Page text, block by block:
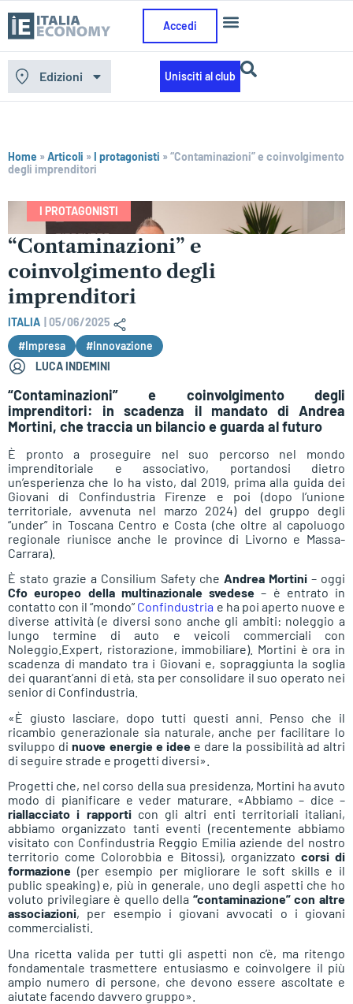
Accedi
Edizioni Unisciti al club
Home »Articoli »I protagonisti »“Contaminazioni” e coinvolgimento
degli imprenditori
I PROTAGONISTI
“Contaminazioni” e
coinvolgimento degli
imprenditori
ITALIA
05/06/2025
#Impresa
#Innovazione
LUCA INDEMINI
“Contaminazioni” e coinvolgimento degli
imprenditori: in scadenza il mandato di Andrea
Mortini, che traccia un bilancio e guarda al futuro
È pronto a proseguire nel suo percorso nel mondo
imprenditoriale e associativo, portandosi dietro
un’esperienza che lo ha visto, dal 2019, prima alla guida dei
Giovani di Confindustria Firenze e poi (dopo l’unione
territoriale, avvenuta nel marzo 2024) del gruppo degli
“under” in Toscana Centro e Costa (che oltre al capoluogo
regionale riunisce anche le province di Livorno e Massa-
Carrara).
È stato grazie a Consilium Safety che Andrea Mortini – oggi
Cfo europeo della multinazionale svedese– è entrato in
contatto con il “mondo” Confindustria e ha poi aperto nuove e
diverse attività (e diversi sono anche gli ambiti: noleggio a
lungo termine di auto e veicoli commerciali con
Noleggio.Expert, ristorazione, immobiliare). Mortini è ora in
scadenza di mandato tra i Giovani e, sopraggiunta la soglia
dei quarant’anni di età, sta per consolidare il suo operato nei
senior di Confindustria.
«È giusto lasciare, dopo tutti questi anni. Penso che il
ricambio generazionale sia naturale, anche per facilitare lo
sviluppo dinuove energie e idee e dare la possibilità ad altri
di seguire strade e progetti diversi».
Progetti che, nel corso della sua presidenza, Mortini ha avuto
modo di pianificare e veder maturare. «Abbiamo – dice –
riallacciato i rapporti con gli altri enti territoriali italiani,
abbiamo organizzato tanti eventi (recentemente abbiamo
visitato con Confindustria Reggio Emilia aziende del nostro
territorio come Colorobbia e Bitossi), organizzato corsi di
formazione (per esempio per migliorare le soft skills e il
public speaking) e, più in generale, uno degli aspetti che ho
voluto privilegiare è quello della “contaminazione” con altre
associazioni, per esempio i giovani avvocati o i giovani
commercialisti.
Una ricetta valida per tutti gli aspetti non c’è, ma ritengo
fondamentale trasmettere entusiasmo e coinvolgere il più
ampio numero di persone, che devono essere ascoltate e
aiutate facendo davvero gruppo».